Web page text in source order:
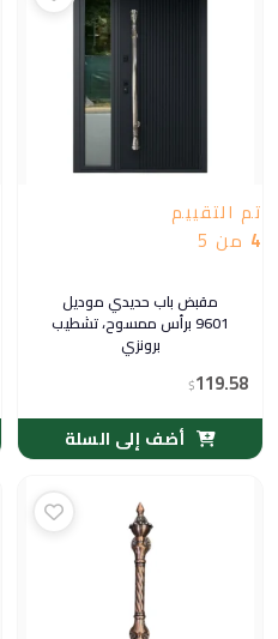
تم التقييم
4 من 5
مقبض باب حديدي موديل
9601 برأس ممسوح، تشطيب
برونزي
$119.58
أضف إلى السلة